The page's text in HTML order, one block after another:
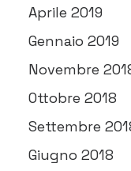
Aprile 2019
Gennaio 2019
Novembre
Ottobre 2018
Settembre
Giugno 2018